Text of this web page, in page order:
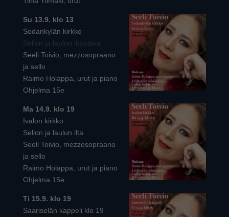
Su 13.9. klo 13
Sodankylän kirkko
Sellon ja laulun iltapäivä
Seeli Toivio, mezzosopraano
ja sello
Raimo Holappa, urut ja piano
Ohjelma 15e
Ma 14.9. klo 19
Ivalon kirkko
Sellon ja laulun ilta
Seeli Toivio, mezzosopraano
ja sello
Raimo Holappa, urut ja piano
Ohjelma 15e
Ti 15.9. klo 19
Saariselän kappeli klo 19